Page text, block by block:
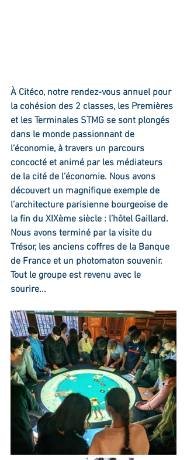
À Citéco, notre rendez-vous annuel pour
la cohésion des 2 classes, les Premières
et les Terminales STMG se sont plongés
dans le monde passionnant de
l’économie, à travers un parcours
concocté et animé par les médiateurs
de la cité de l'économie. Nous avons
découvert un magnifique exemple de
l’architecture parisienne bourgeoise de
la fin du XIXème siècle : l’hôtel Gaillard.
Nous avons terminé par la visite du
Trésor, les anciens coffres de la Banque
de France et un photomaton souvenir.
Tout le groupe est revenu avec le
sourire...